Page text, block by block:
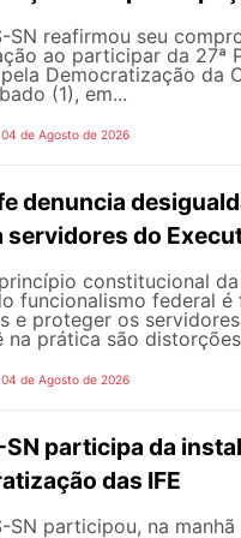
SN reafirmou seu
ao participar da 27ª
Democratização da
(1), em...
de Agosto de 2026
denuncia
servidores do
constitucional
funcionalismo federal é
e proteger os
na prática são
de Agosto de 2026
SN participa da
das IFE
SN participou, na